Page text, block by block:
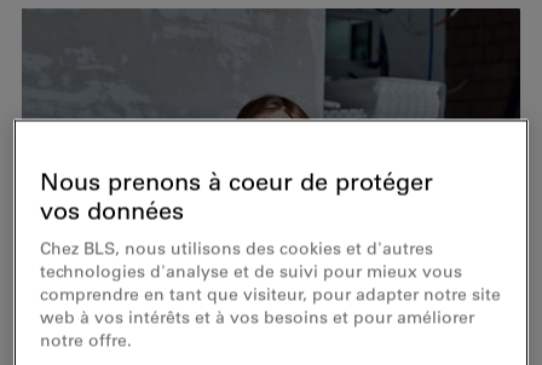
Nous prenons à coeur de protéger
vos données
Chez BLS, nous utilisons des cookies et d'autres
technologies d'analyse et de suivi pour mieux vous
comprendre en tant que visiteur, pour adapter notre site
web à vos intérêts et à vos besoins et pour améliorer
notre offre.